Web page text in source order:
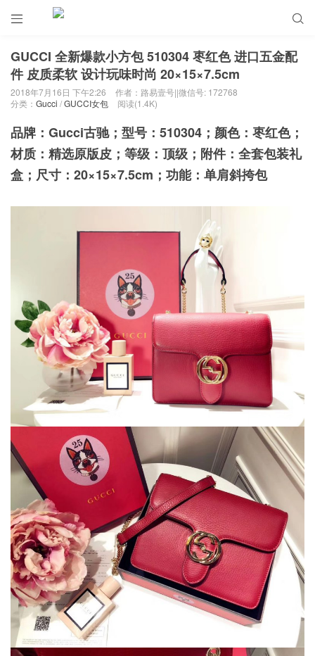
 
GUCCI 全新爆款小方包 510304 枣红色 进口五金配
件 皮质柔软 设计玩味时尚 20×15×7.5cm
2018年7月16日 下午2:26
作者：路易壹号||微信号: 172768
分类： Gucci /GUCCI女包 阅读(1.4K)
品牌：Gucci古驰；型号：510304；颜色：枣红色；
材质：精选原版皮；等级：顶级；附件：全套包装礼
盒；尺寸：20×15×7.5cm；功能：单肩斜挎包